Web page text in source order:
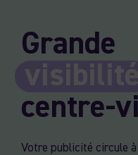
Grande
visibilité
centre-
Votre publicité circule